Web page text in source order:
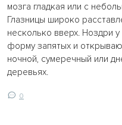
мозга гладкая или с
Глазницы широко
несколько вверх. Ноздри
форму запятых и
ночной, сумеречный или
деревьях.
0